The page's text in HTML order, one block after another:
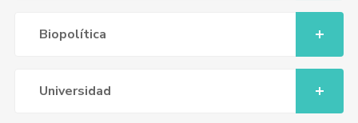
Biopolítica
Universidad